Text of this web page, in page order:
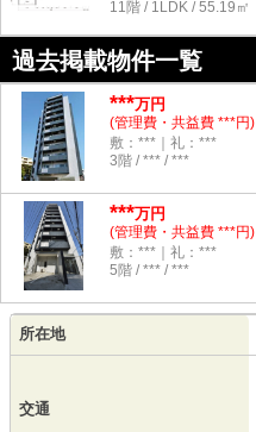
11階 / 1LDK / 55.19㎡
過去掲載物件一覧
***万円
(管理費・共益費 ***円)
敷：***｜礼：***
3階 / *** / ***
***万円
(管理費・共益費 ***円)
敷：***｜礼：***
5階 / *** / ***
所在地
交通